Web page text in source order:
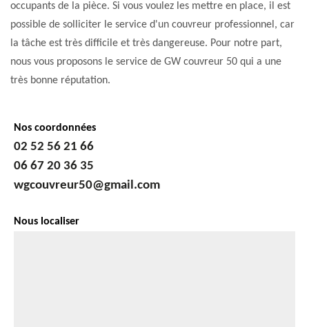
occupants de la pièce. Si vous voulez les mettre en place, il est
possible de solliciter le service d'un couvreur professionnel, car
la tâche est très difficile et très dangereuse. Pour notre part,
nous vous proposons le service de GW couvreur 50 qui a une
très bonne réputation.
Nos coordonnées
02 52 56 21 66
06 67 20 36 35
wgcouvreur50@gmail.com
Nous localiser